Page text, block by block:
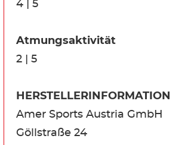
4 | 5
Atmungsaktivität
2 | 5
HERSTELLERINFORMATION
Amer Sports Austria GmbH
Göllstraße 24